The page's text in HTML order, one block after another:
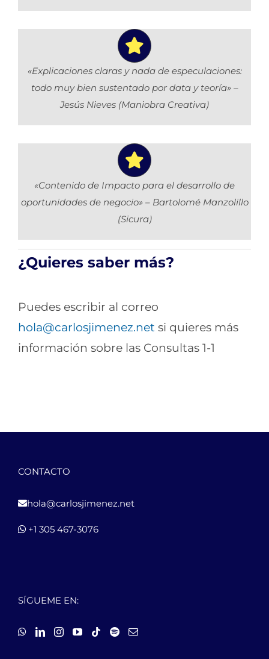
«Explicaciones claras y nada de especulaciones:
todo muy bien sustentado por data y teoría» –
Jesús Nieves (Maniobra Creativa)
«Contenido de Impacto para el desarrollo de
oportunidades de negocio» – Bartolomé Manzolillo
(Sicura)
¿Quieres saber más?
Puedes escribir al correo
hola@carlosjimenez.net si quieres más
información sobre las Consultas 1-1
CONTACTO
hola@carlosjimenez.net
+1 305 467-3076
SÍGUEME EN: